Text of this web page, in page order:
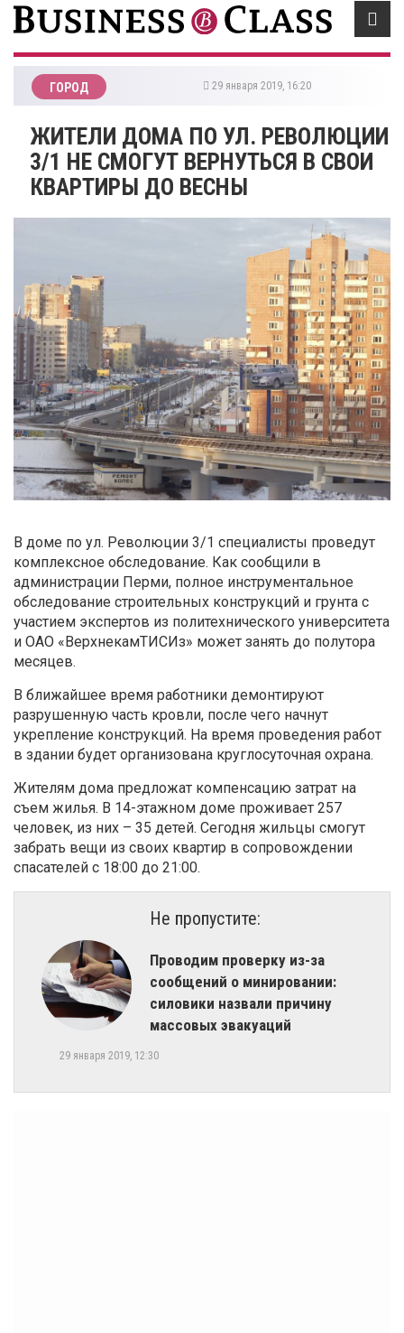
ГОРОД 29 января 2019, 16:20
​ЖИТЕЛИ ДОМА ПО УЛ. РЕВОЛЮЦИИ
3/1 НЕ СМОГУТ ВЕРНУТЬСЯ В СВОИ
КВАРТИРЫ ДО ВЕСНЫ
В доме по ул. Революции 3/1 специалисты проведут
комплексное обследование. Как сообщили в
администрации Перми, полное инструментальное
обследование строительных конструкций и грунта с
участием экспертов из политехнического университета
и ОАО «ВерхнекамТИСИз» может занять до полутора
месяцев.
В ближайшее время работники демонтируют
разрушенную часть кровли, после чего начнут
укрепление конструкций. На время проведения работ
в здании будет организована круглосуточная охрана.
Жителям дома предложат компенсацию затрат на
съем жилья. В 14-этажном доме проживает 257
человек, из них – 35 детей. Сегодня жильцы смогут
забрать вещи из своих квартир в сопровождении
спасателей с 18:00 до 21:00.
Не пропустите:
Проводим проверку из-за
сообщений о минировании:
силовики назвали причину
массовых эвакуаций
29 января 2019, 12:30